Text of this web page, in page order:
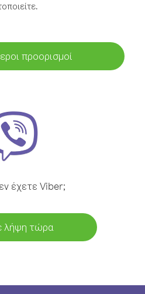
προορισμοί
έχετε Viber;
λήψη τώρα